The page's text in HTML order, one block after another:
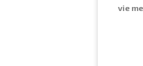
vie